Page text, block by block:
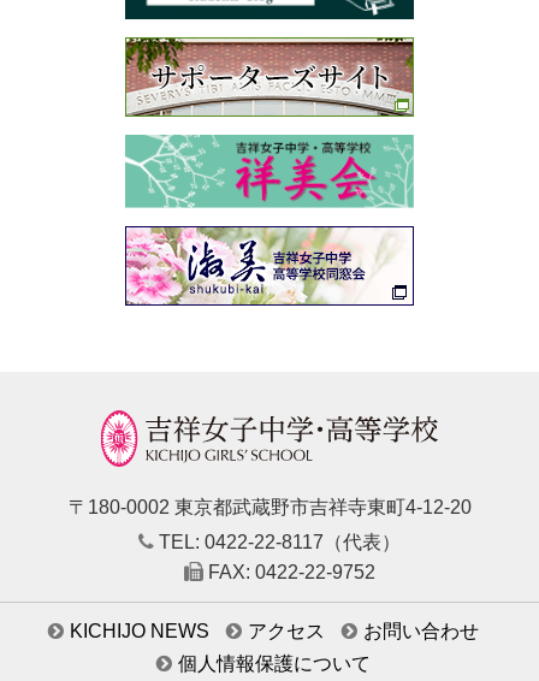
〒180-0002 東京都武蔵野市吉祥寺東町4-12-20
TEL: 0422-22-8117（代表）
FAX: 0422-22-9752
KICHIJO NEWS アクセス
お問い合わせ
個人情報保護について